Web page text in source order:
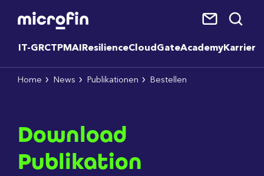
IT-GRCTPMAI ResilienceCloudGateAcademyKarriere
Home News Publikationen Bestellen
Download
Publikation